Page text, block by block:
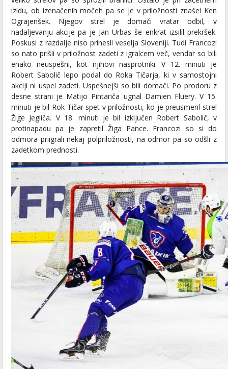
izidu, ob izenačenih močeh pa se je v priložnosti znašel Ken
Ograjenšek. Njegov strel je domači vratar odbil, v
nadaljevanju akcije pa je Jan Urbas še enkrat izsilil prekršek.
Poskusi z razdalje niso prinesli veselja Sloveniji. Tudi Francozi
so nato prišli v priložnost zadeti z igralcem več, vendar so bili
enako neuspešni, kot njihovi nasprotniki. V 12. minuti je
Robert Sabolič lepo podal do Roka Tičarja, ki v samostojni
akciji ni uspel zadeti. Uspešnejši so bili domači. Po prodoru z
desne strani je Matijo Pintariča ugnal Damien Fluery. V 15.
minuti je bil Rok Tičar spet v priložnosti, ko je preusmeril strel
Žige Jegliča. V 18. minuti je bil izključen Robert Sabolič, v
protinapadu pa je zapretil Žiga Pance. Francozi so si do
odmora priigrali nekaj polpriložnosti, na odmor pa so odšli z
zadetkom prednosti.